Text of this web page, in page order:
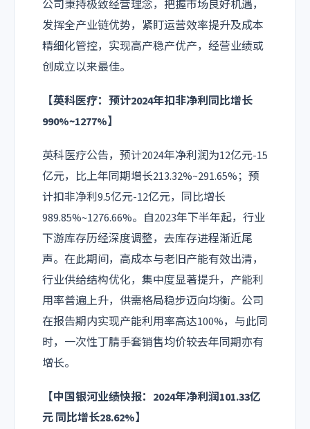
公司秉持极致经营理念，把握市场良好机遇，
发挥全产业链优势，紧盯运营效率提升及成本
精细化管控，实现高产稳产优产，经营业绩或
创成立以来最佳。
【英科医疗：预计2024年扣非净利同比增长
990%~1277%】
英科医疗公告，预计2024年净利润为12亿元-15
亿元，比上年同期增长213.32%~291.65%；预
计扣非净利9.5亿元-12亿元，同比增长
989.85%~1276.66%。自2023年下半年起，行业
下游库存历经深度调整，去库存进程渐近尾
声。在此期间，高成本与老旧产能有效出清，
行业供给结构优化，集中度显著提升，产能利
用率普遍上升，供需格局稳步迈向均衡。公司
在报告期内实现产能利用率高达100%，与此同
时，一次性丁腈手套销售均价较去年同期亦有
增长。
【中国银河业绩快报：2024年净利润101.33亿
元 同比增长28.62%】